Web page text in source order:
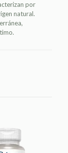
por
natural.